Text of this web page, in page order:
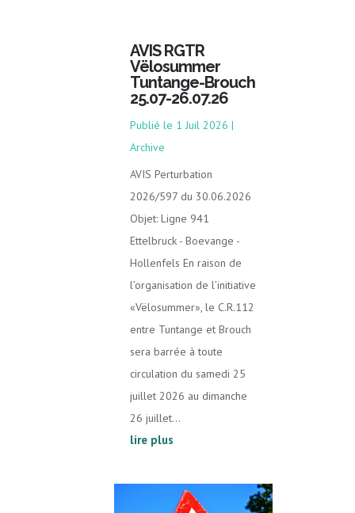
AVIS RGTR
Vëlosummer
Tuntange-Brouch
25.07-26.07.26
1 Juil 2026 |
Archive
AVIS Perturbation
2026/597 du 30.06.2026
Objet: Ligne 941
Ettelbruck - Boevange -
Hollenfels En raison de
l’organisation de l’initiative
«Vëlosummer», le C.R.112
entre Tuntange et Brouch
sera barrée à toute
circulation du samedi 25
juillet 2026 au dimanche
26 juillet...
lire plus